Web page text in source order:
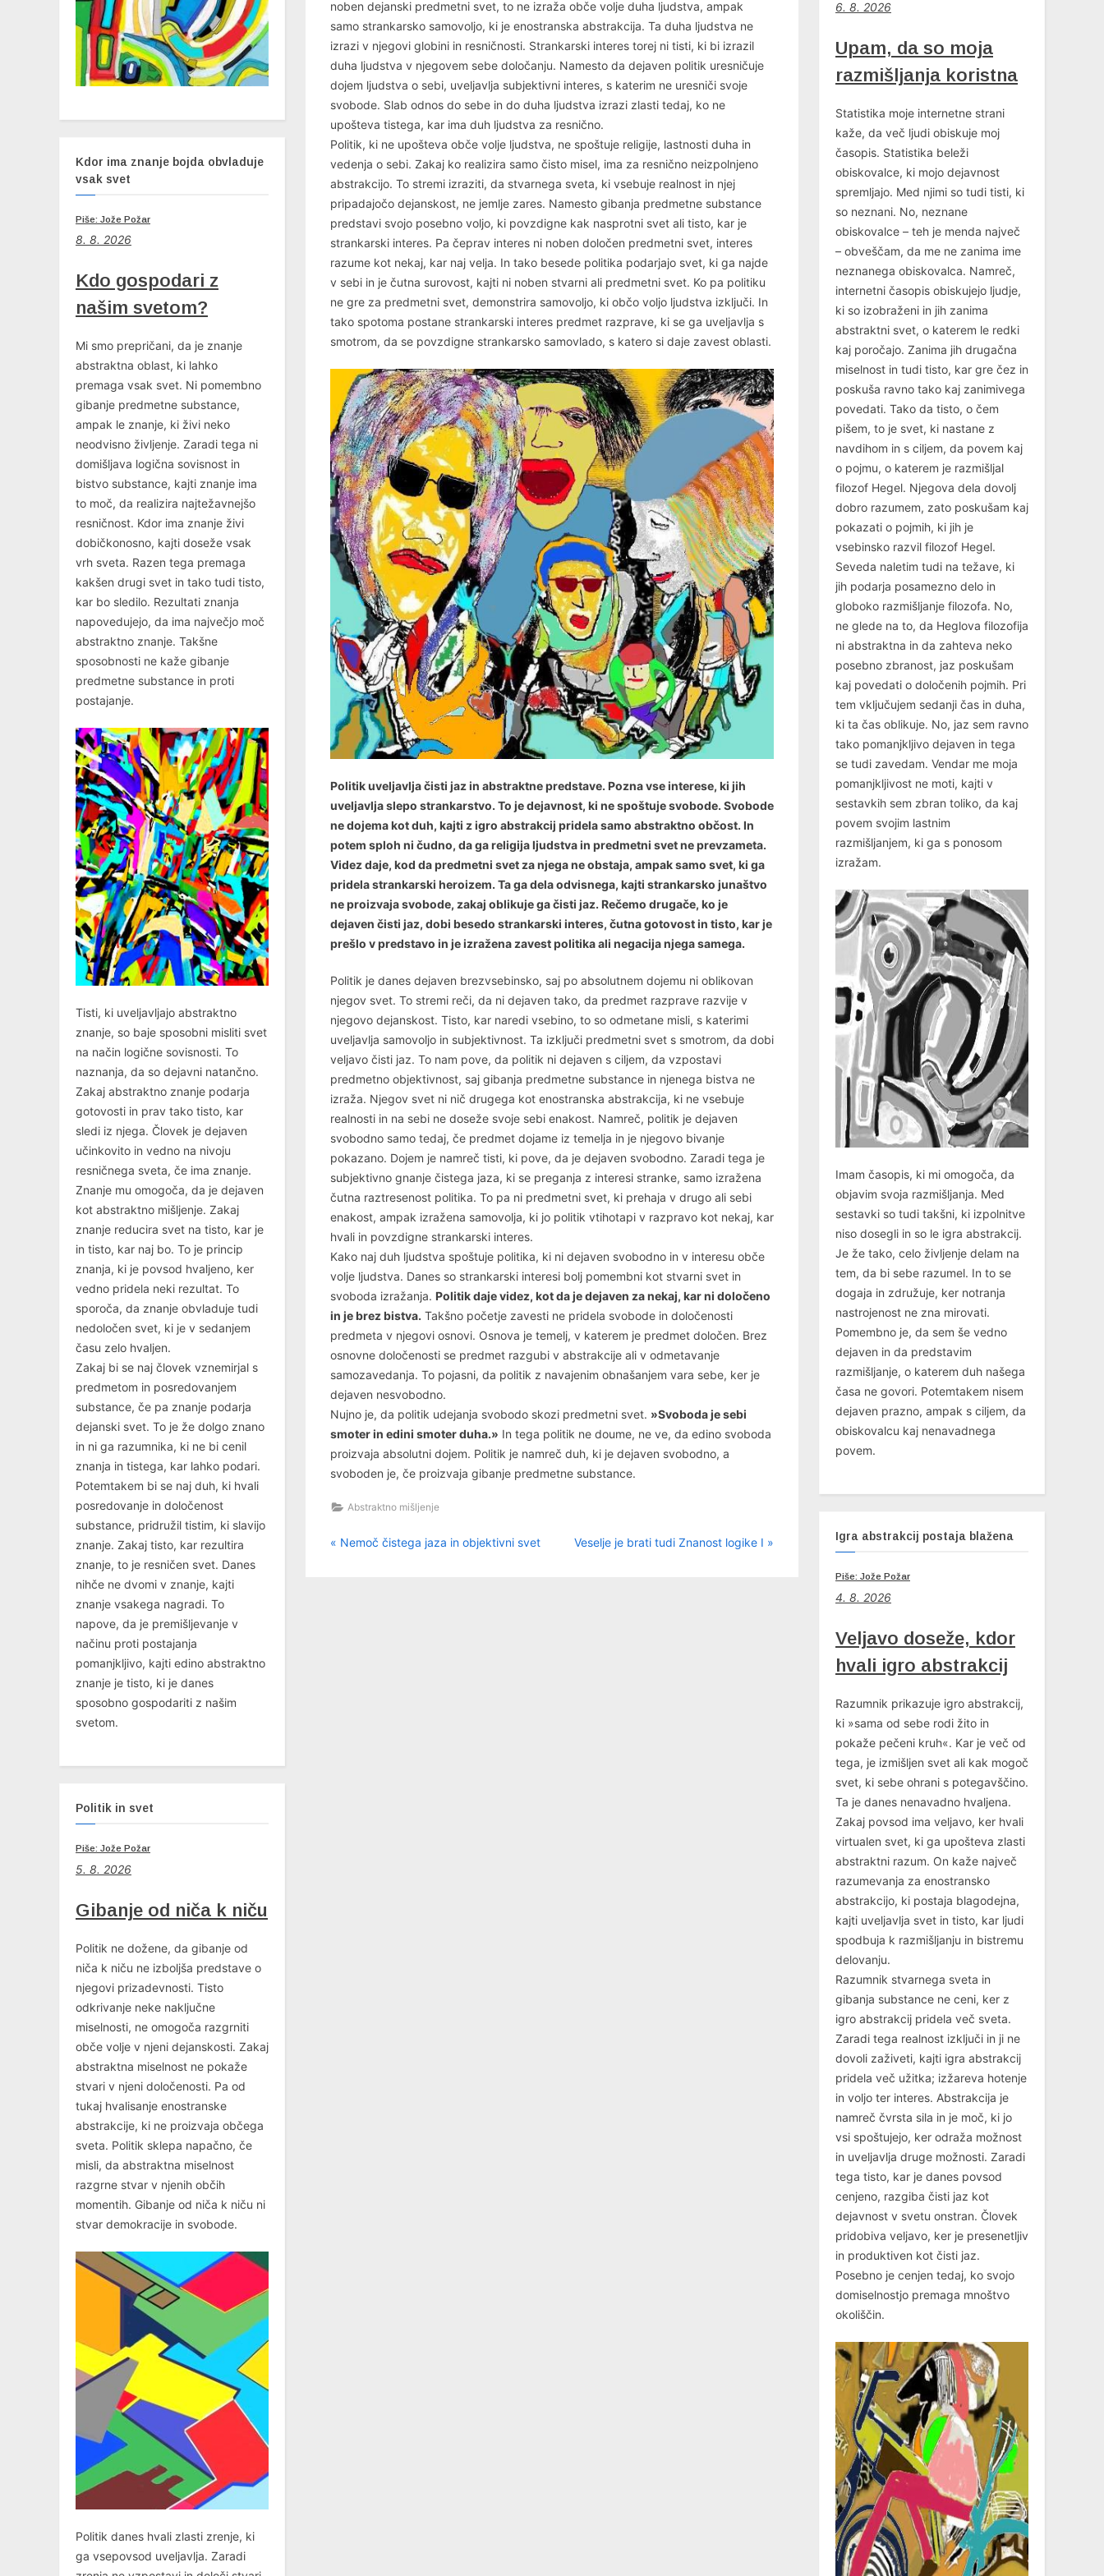
noben dejanski predmetni svet, to ne izraža obče volje duha ljudstva, ampak
samo strankarsko samovoljo, ki je enostranska abstrakcija. Ta duha ljudstva ne
izrazi v njegovi globini in resničnosti. Strankarski interes torej ni tisti, ki bi izrazil
duha ljudstva v njegovem sebe določanju. Namesto da dejaven politik uresničuje
dojem ljudstva o sebi, uveljavlja subjektivni interes, s katerim ne uresniči svoje
svobode. Slab odnos do sebe in do duha ljudstva izrazi zlasti tedaj, ko ne
upošteva tistega, kar ima duh ljudstva za resnično.
Politik, ki ne upošteva obče volje ljudstva, ne spoštuje religije, lastnosti duha in
vedenja o sebi. Zakaj ko realizira samo čisto misel, ima za resnično neizpolnjeno
abstrakcijo. To stremi izraziti, da stvarnega sveta, ki vsebuje realnost in njej
pripadajočo dejanskost, ne jemlje zares. Namesto gibanja predmetne substance
predstavi svojo posebno voljo, ki povzdigne kak nasprotni svet ali tisto, kar je
strankarski interes. Pa čeprav interes ni noben določen predmetni svet, interes
razume kot nekaj, kar naj velja. In tako besede politika podarjajo svet, ki ga najde
v sebi in je čutna surovost, kajti ni noben stvarni ali predmetni svet. Ko pa politiku
ne gre za predmetni svet, demonstrira samovoljo, ki občo voljo ljudstva izključi. In
tako spotoma postane strankarski interes predmet razprave, ki se ga uveljavlja s
smotrom, da se povzdigne strankarsko samovlado, s katero si daje zavest oblasti.
Politik uveljavlja čisti jaz in abstraktne predstave. Pozna vse interese, ki jih
uveljavlja slepo strankarstvo. To je dejavnost, ki ne spoštuje svobode. Svobode
ne dojema kot duh, kajti z igro abstrakcij pridela samo abstraktno občost. In
potem sploh ni čudno, da ga religija ljudstva in predmetni svet ne prevzameta.
Videz daje, kod da predmetni svet za njega ne obstaja, ampak samo svet, ki ga
pridela strankarski heroizem. Ta ga dela odvisnega, kajti strankarsko junaštvo
ne proizvaja svobode, zakaj oblikuje ga čisti jaz. Rečemo drugače, ko je
dejaven čisti jaz, dobi besedo strankarski interes, čutna gotovost in tisto, kar je
prešlo v predstavo in je izražena zavest politika ali negacija njega samega.
Politik je danes dejaven brezvsebinsko, saj po absolutnem dojemu ni oblikovan
njegov svet. To stremi reči, da ni dejaven tako, da predmet razprave razvije v
njegovo dejanskost. Tisto, kar naredi vsebino, to so odmetane misli, s katerimi
uveljavlja samovoljo in subjektivnost. Ta izključi predmetni svet s smotrom, da dobi
veljavo čisti jaz. To nam pove, da politik ni dejaven s ciljem, da vzpostavi
predmetno objektivnost, saj gibanja predmetne substance in njenega bistva ne
izraža. Njegov svet ni nič drugega kot enostranska abstrakcija, ki ne vsebuje
realnosti in na sebi ne doseže svoje sebi enakost. Namreč, politik je dejaven
svobodno samo tedaj, če predmet dojame iz temelja in je njegovo bivanje
pokazano. Dojem je namreč tisti, ki pove, da je dejaven svobodno. Zaradi tega je
subjektivno gnanje čistega jaza, ki se preganja z interesi stranke, samo izražena
čutna raztresenost politika. To pa ni predmetni svet, ki prehaja v drugo ali sebi
enakost, ampak izražena samovolja, ki jo politik vtihotapi v razpravo kot nekaj, kar
hvali in povzdigne strankarski interes.
Kako naj duh ljudstva spoštuje politika, ki ni dejaven svobodno in v interesu obče
volje ljudstva. Danes so strankarski interesi bolj pomembni kot stvarni svet in
svoboda izražanja. Politik daje videz, kot da je dejaven za nekaj, kar ni določeno
in je brez bistva. Takšno početje zavesti ne pridela svobode in določenosti
predmeta v njegovi osnovi. Osnova je temelj, v katerem je predmet določen. Brez
osnovne določenosti se predmet razgubi v abstrakcije ali v odmetavanje
samozavedanja. To pojasni, da politik z navajenim obnašanjem vara sebe, ker je
dejaven nesvobodno.
Nujno je, da politik udejanja svobodo skozi predmetni svet. »Svoboda je sebi
smoter in edini smoter duha.» In tega politik ne doume, ne ve, da edino svoboda
proizvaja absolutni dojem. Politik je namreč duh, ki je dejaven svobodno, a
svoboden je, če proizvaja gibanje predmetne substance.
Abstraktno mišljenje
Navigacija
P
Nemoč čistega jaza in objektivni svet
N
Veselje je brati tudi Znanost logike I
Kdor ima znanje bojda obvladuje
vsak svet
Piše: Jože Požar
8. 8. 2026
Kdo gospodari z
našim svetom?
Mi smo prepričani, da je znanje
abstraktna oblast, ki lahko
premaga vsak svet. Ni pomembno
gibanje predmetne substance,
ampak le znanje, ki živi neko
neodvisno življenje. Zaradi tega ni
domišljava logična sovisnost in
bistvo substance, kajti znanje ima
to moč, da realizira najtežavnejšo
resničnost. Kdor ima znanje živi
dobičkonosno, kajti doseže vsak
vrh sveta. Razen tega premaga
kakšen drugi svet in tako tudi tisto,
kar bo sledilo. Rezultati znanja
napovedujejo, da ima največjo moč
abstraktno znanje. Takšne
sposobnosti ne kaže gibanje
predmetne substance in proti
postajanje.
Tisti, ki uveljavljajo abstraktno
znanje, so baje sposobni misliti svet
na način logične sovisnosti. To
naznanja, da so dejavni natančno.
Zakaj abstraktno znanje podarja
gotovosti in prav tako tisto, kar
sledi iz njega. Človek je dejaven
učinkovito in vedno na nivoju
resničnega sveta, če ima znanje.
Znanje mu omogoča, da je dejaven
kot abstraktno mišljenje. Zakaj
znanje reducira svet na tisto, kar je
in tisto, kar naj bo. To je princip
znanja, ki je povsod hvaljeno, ker
vedno pridela neki rezultat. To
sporoča, da znanje obvladuje tudi
nedoločen svet, ki je v sedanjem
času zelo hvaljen.
Zakaj bi se naj človek vznemirjal s
predmetom in posredovanjem
substance, če pa znanje podarja
dejanski svet. To je že dolgo znano
in ni ga razumnika, ki ne bi cenil
znanja in tistega, kar lahko podari.
Potemtakem bi se naj duh, ki hvali
posredovanje in določenost
substance, pridružil tistim, ki slavijo
znanje. Zakaj tisto, kar rezultira
znanje, to je resničen svet. Danes
nihče ne dvomi v znanje, kajti
znanje vsakega nagradi. To
napove, da je premišljevanje v
načinu proti postajanja
pomanjkljivo, kajti edino abstraktno
znanje je tisto, ki je danes
sposobno gospodariti z našim
svetom.
Politik in svet
Piše: Jože Požar
5. 8. 2026
Gibanje od niča k niču
Politik ne dožene, da gibanje od
niča k niču ne izboljša predstave o
njegovi prizadevnosti. Tisto
odkrivanje neke naključne
miselnosti, ne omogoča razgrniti
obče volje v njeni dejanskosti. Zakaj
abstraktna miselnost ne pokaže
stvari v njeni določenosti. Pa od
tukaj hvalisanje enostranske
abstrakcije, ki ne proizvaja občega
sveta. Politik sklepa napačno, če
misli, da abstraktna miselnost
razgrne stvar v njenih občih
momentih. Gibanje od niča k niču ni
stvar demokracije in svobode.
Politik danes hvali zlasti zrenje, ki
ga vsepovsod uveljavlja. Zaradi
6. 8. 2026
Upam, da so moja
razmišljanja koristna
Statistika moje internetne strani
kaže, da več ljudi obiskuje moj
časopis. Statistika beleži
obiskovalce, ki mojo dejavnost
spremljajo. Med njimi so tudi tisti, ki
so neznani. No, neznane
obiskovalce – teh je menda največ
– obveščam, da me ne zanima ime
neznanega obiskovalca. Namreč,
internetni časopis obiskujejo ljudje,
ki so izobraženi in jih zanima
abstraktni svet, o katerem le redki
kaj poročajo. Zanima jih drugačna
miselnost in tudi tisto, kar gre čez in
poskuša ravno tako kaj zanimivega
povedati. Tako da tisto, o čem
pišem, to je svet, ki nastane z
navdihom in s ciljem, da povem kaj
o pojmu, o katerem je razmišljal
filozof Hegel. Njegova dela dovolj
dobro razumem, zato poskušam kaj
pokazati o pojmih, ki jih je
vsebinsko razvil filozof Hegel.
Seveda naletim tudi na težave, ki
jih podarja posamezno delo in
globoko razmišljanje filozofa. No,
ne glede na to, da Heglova filozofija
ni abstraktna in da zahteva neko
posebno zbranost, jaz poskušam
kaj povedati o določenih pojmih. Pri
tem vključujem sedanji čas in duha,
ki ta čas oblikuje. No, jaz sem ravno
tako pomanjkljivo dejaven in tega
se tudi zavedam. Vendar me moja
pomanjkljivost ne moti, kajti v
sestavkih sem zbran toliko, da kaj
povem svojim lastnim
razmišljanjem, ki ga s ponosom
izražam.
Imam časopis, ki mi omogoča, da
objavim svoja razmišljanja. Med
sestavki so tudi takšni, ki izpolnitve
niso dosegli in so le igra abstrakcij.
Je že tako, celo življenje delam na
tem, da bi sebe razumel. In to se
dogaja in združuje, ker notranja
nastrojenost ne zna mirovati.
Pomembno je, da sem še vedno
dejaven in da predstavim
razmišljanje, o katerem duh našega
časa ne govori. Potemtakem nisem
dejaven prazno, ampak s ciljem, da
obiskovalcu kaj nenavadnega
povem.
Igra abstrakcij postaja blažena
Piše: Jože Požar
4. 8. 2026
Veljavo doseže, kdor
hvali igro abstrakcij
Razumnik prikazuje igro abstrakcij,
ki »sama od sebe rodi žito in
pokaže pečeni kruh«. Kar je več od
tega, je izmišljen svet ali kak mogoč
svet, ki sebe ohrani s potegavščino.
Ta je danes nenavadno hvaljena.
Zakaj povsod ima veljavo, ker hvali
virtualen svet, ki ga upošteva zlasti
abstraktni razum. On kaže največ
razumevanja za enostransko
abstrakcijo, ki postaja blagodejna,
kajti uveljavlja svet in tisto, kar ljudi
spodbuja k razmišljanju in bistremu
delovanju.
Razumnik stvarnega sveta in
gibanja substance ne ceni, ker z
igro abstrakcij pridela več sveta.
Zaradi tega realnost izključi in ji ne
dovoli zaživeti, kajti igra abstrakcij
pridela več užitka; izžareva hotenje
in voljo ter interes. Abstrakcija je
namreč čvrsta sila in je moč, ki jo
vsi spoštujejo, ker odraža možnost
in uveljavlja druge možnosti. Zaradi
tega tisto, kar je danes povsod
cenjeno, razgiba čisti jaz kot
dejavnost v svetu onstran. Človek
pridobiva veljavo, ker je presenetljiv
in produktiven kot čisti jaz.
Posebno je cenjen tedaj, ko svojo
domiselnostjo premaga mnoštvo
okoliščin.